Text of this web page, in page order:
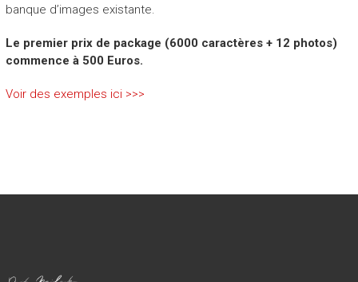
banque d’images existante.
Le premier prix de package (6000 caractères + 12 photos)
commence à 500 Euros.
Voir des exemples ici >>>